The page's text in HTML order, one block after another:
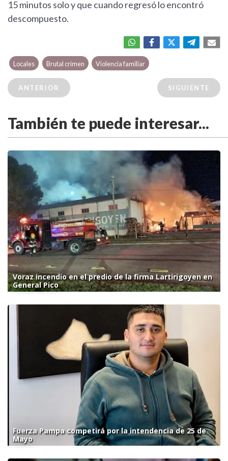
15 minutos solo y que cuando regresó lo encontró
descompuesto.
Locales Brutal crimen Violencia familiar
ANTERIOR SIGUIENTE
También te puede interesar...
Voraz incendio en el predio de la firma Lartirigoyen en
General Pico
Fuerza Pampa competirá por la intendencia de 25 de
Mayo